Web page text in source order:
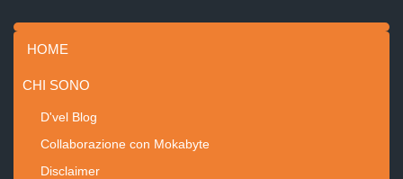
HOME
CHI SONO
D'vel Blog
Collaborazione con Mokabyte
Disclaimer